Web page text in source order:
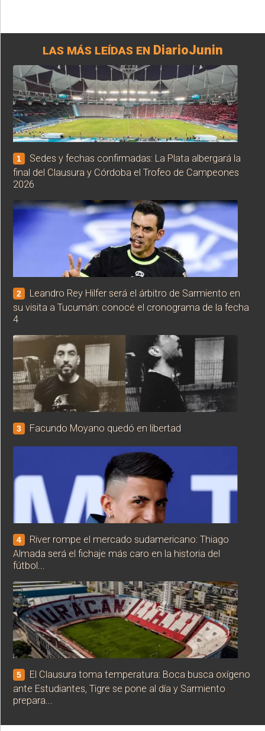
LAS MÁS LEÍDAS ENDiarioJunin
1
Sedes y fechas confirmadas: La Plata albergará la
final del Clausura y Córdoba el Trofeo de Campeones
2026
2
Leandro Rey Hilfer será el árbitro de Sarmiento en
su visita a Tucumán: conocé el cronograma de la fecha
4
3 Facundo Moyano quedó en libertad
4
River rompe el mercado sudamericano: Thiago
Almada será el fichaje más caro en la historia del
fútbol...
5
El Clausura toma temperatura: Boca busca oxígeno
ante Estudiantes, Tigre se pone al día y Sarmiento
prepara...